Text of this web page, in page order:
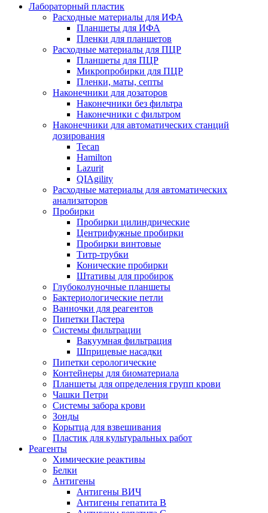
Лабораторный пластик
Расходные материалы для ИФА
Планшеты для ИФА
Пленки для планшетов
Расходные материалы для ПЦР
Планшеты для ПЦР
Микропробирки для ПЦР
Пленки, маты, септы
Наконечники для дозаторов
Наконечники без фильтра
Наконечники с фильтром
Наконечники для автоматических станций
дозирования
Tecan
Hamilton
Lazurit
QIAgility
Расходные материалы для автоматических
анализаторов
Пробирки
Пробирки цилиндрические
Центрифужные пробирки
Пробирки винтовые
Титр-трубки
Конические пробирки
Штативы для пробирок
Глубоколуночные планшеты
Бактериологические петли
Ванночки для реагентов
Пипетки Пастера
Системы фильтрации
Вакуумная фильтрация
Шприцевые насадки
Пипетки серологические
Контейнеры для биоматериала
Планшеты для определения групп крови
Чашки Петри
Системы забора крови
Зонды
Корытца для взвешивания
Пластик для культуральных работ
Реагенты
Химические реактивы
Белки
Антигены
Антигены ВИЧ
Антигены гепатита B